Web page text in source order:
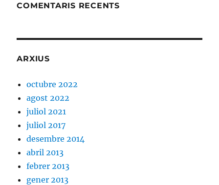
COMENTARIS RECENTS
ARXIUS
octubre 2022
agost 2022
juliol 2021
juliol 2017
desembre 2014
abril 2013
febrer 2013
gener 2013